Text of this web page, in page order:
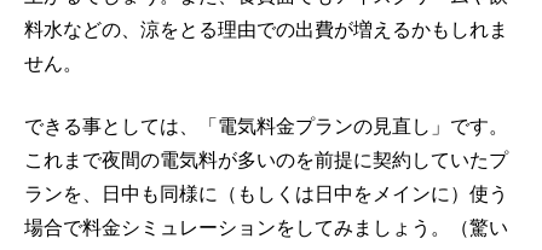
料水などの、涼をとる理由での出費が増えるかもしれま
せん。
できる事としては、「電気料金プランの見直し」です。
これまで夜間の電気料が多いのを前提に契約していたプ
ランを、日中も同様に（もしくは日中をメインに）使う
場合で料金シミュレーションをしてみましょう。（驚い